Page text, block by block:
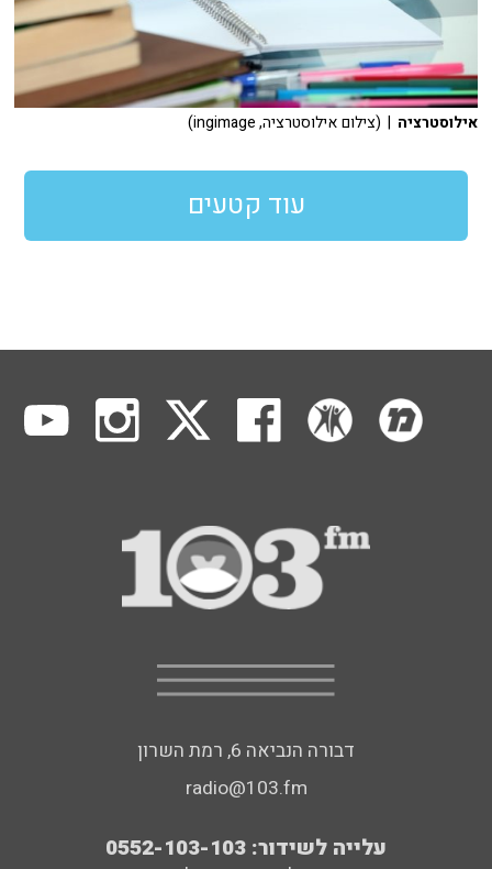
אילוסטרציה | (צילום אילוסטרציה, ingimage)
עוד קטעים
דבורה הנביאה 6, רמת השרון
radio@103.fm
עלייה לשידור: 0552-103-103